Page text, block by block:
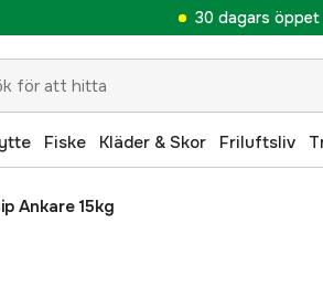
30 dagars öppet
Fiske Kläder & Skor Friluftsliv
Ankare 15kg